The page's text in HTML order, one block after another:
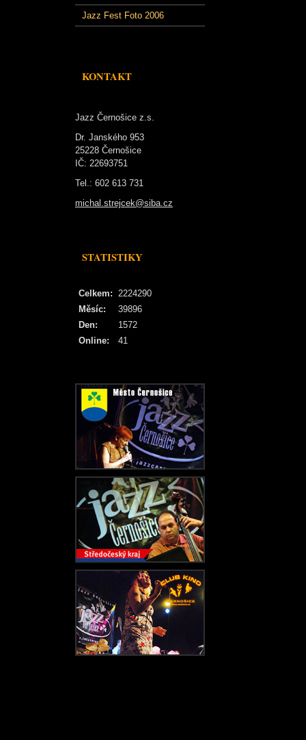
Jazz Fest Foto 2006
KONTAKT
Jazz Černošice z.s.
Dr. Janského 953
25228 Černošice
IČ: 22693751
Tel.: 602 613 731
michal.strejcek@siba.cz
STATISTIKY
Online: 41
Celkem: 2224290
Měsíc:
39896
Den:
1572